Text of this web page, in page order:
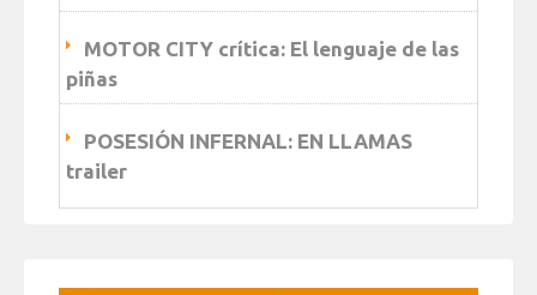
MOTOR CITY crítica: El lenguaje de las
piñas
POSESIÓN INFERNAL: EN LLAMAS
trailer